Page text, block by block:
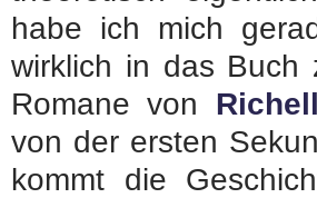
habe ich mich
wirklich in das Buch
Romane von
von der ersten
kommt die